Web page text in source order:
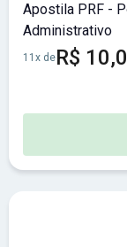
Apostila PRF -
Administrativo
11x deR$